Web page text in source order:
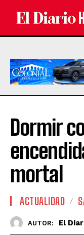
Dormir
mortal
ACTUALIDAD
AUTOR: El